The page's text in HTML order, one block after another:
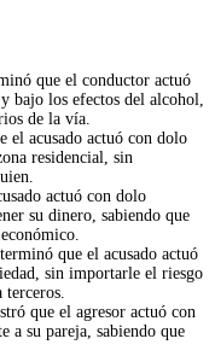
que el conductor actuó
bajo los efectos del alcohol,
de la vía.
acusado actuó con dolo
residencial, sin
actuó con dolo
su dinero, sabiendo que
que el acusado actuó
sin importarle el riesgo
terceros.
que el agresor actuó con
a su pareja, sabiendo que